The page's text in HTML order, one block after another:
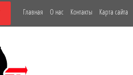
Главная О нас Контакты Карта сайта